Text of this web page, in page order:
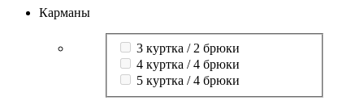
Карманы
3 куртка / 2 брюки
4 куртка / 4 брюки
5 куртка / 4 брюки